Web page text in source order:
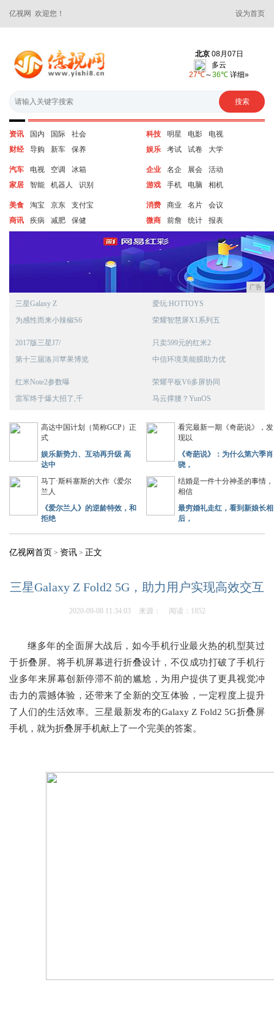
亿视网 欢迎您！ 设为首页
资讯 国内 国际
社会
财经
导购 新车 保养
科技 明星 电影
电视
娱乐
考试 试卷 大学
汽车 电视 空调
冰箱
家居
智能 机器人 识别
企业 名企 展会
活动
游戏
手机 电脑 相机
美食 淘宝 京东
支付宝
商讯
疾病 减肥 保健
消费 商业 名片
会议
微商
前詹 统计 报表
广告
三星Galaxy Z
为感性而来小辣椒S6
爱玩:HOTTOYS
荣耀智慧屏X1系列五
2017版三星J7/
第十三届洛川苹果博览
只卖599元的红米2
中信环境美能膜助力优
红米Note2参数曝
雷军终于爆大招了,千
荣耀平板V6多屏协同
马云撑腰？YunOS
高达中国计划（简称GCP）正
式
娱乐新势力、互动再升级 高
达中
看完最新一期《奇葩说》，发
现以
《奇葩说》：为什么第六季肖
骁，
马丁·斯科塞斯的大作《爱尔
兰人
《爱尔兰人》的逆龄特效，和
拒绝
结婚是一件十分神圣的事情，
相信
最穷婚礼走红，看到新娘长相
后，
亿视网首页 > 资讯 > 正文
三星Galaxy Z Fold2 5G，助力用户实现高效交互
2020-09-08 11:34:03 来源： 阅读：1852
继多年的全面屏大战后，如今手机行业最火热的机型莫过
于折叠屏。将手机屏幕进行折叠设计，不仅成功打破了手机行
业多年来屏幕创新停滞不前的尴尬，为用户提供了更具视觉冲
击力的震撼体验，还带来了全新的交互体验，一定程度上提升
了人们的生活效率。三星最新发布的Galaxy Z Fold2 5G折叠屏
手机，就为折叠屏手机献上了一个完美的答案。